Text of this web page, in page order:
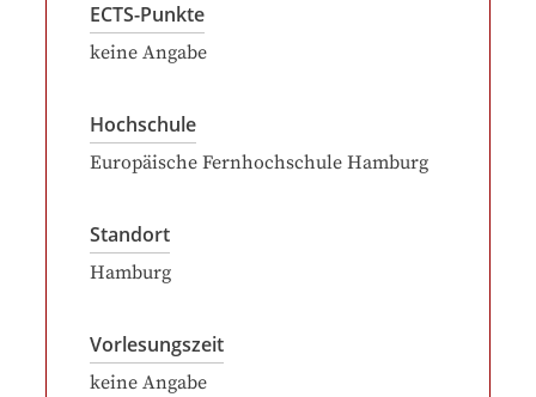
ECTS-Punkte
keine Angabe
Hochschule
Europäische Fernhochschule Hamburg
Standort
Hamburg
Vorlesungszeit
keine Angabe